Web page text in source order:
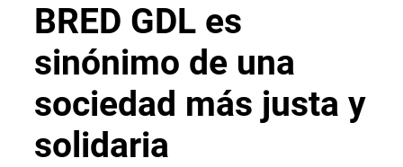
BRED GDL es
sinónimo de una
sociedad más justa y
solidaria